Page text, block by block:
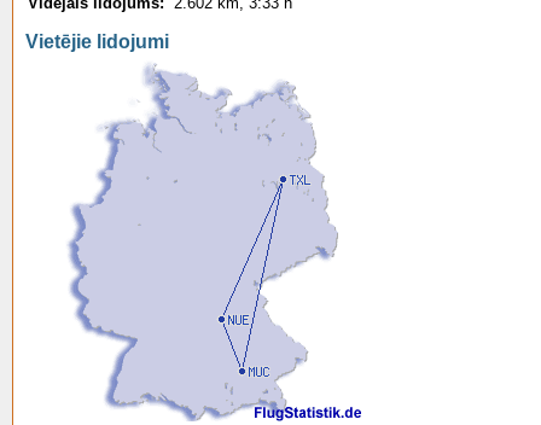
Vietējie lidojumi